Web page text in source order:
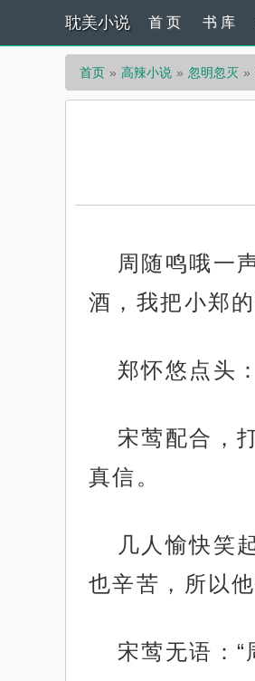
耽美小说 首 页 书 库
首页 高辣小说 忽明忽灭
周随鸣哦一
酒，我把小郑
郑怀悠点头
宋莺配合，
真信。
几人愉快笑
也辛苦，所以
宋莺无语：